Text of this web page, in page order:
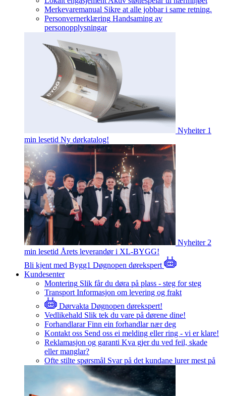
Merkevaremanual Sikre at alle jobbar i same retning.
Personvernerklæring Handsaming av
personopplysningar
Nyheiter 1
min lesetid Ny dørkatalog!
Nyheiter 2
min lesetid Årets leverandør i XL-BYGG!
Bli kjent med Bygg1 Døgnopen dørekspert
Kundesenter
Montering Slik får du døra på plass - steg for steg
Transport Informasjon om levering og frakt
Dørvakta Døgnopen dørekspert!
Vedlikehald Slik tek du vare på dørene dine!
Forhandlarar Finn ein forhandlar nær deg
Kontakt oss Send oss ei melding eller ring - vi er klare!
Reklamasjon og garanti Kva gjer du ved feil, skade
eller manglar?
Ofte stilte spørsmål Svar på det kundane lurer mest på